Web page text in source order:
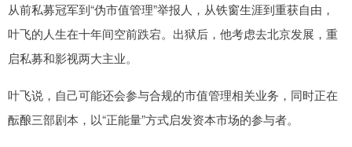
从前私募冠军到“伪市值管理”举报人，从铁窗生涯到重获自由，
叶飞的人生在十年间空前跌宕。出狱后，他考虑去北京发展，重
启私募和影视两大主业。
叶飞说，自己可能还会参与合规的市值管理相关业务，同时正在
酝酿三部剧本，以“正能量”方式启发资本市场的参与者。